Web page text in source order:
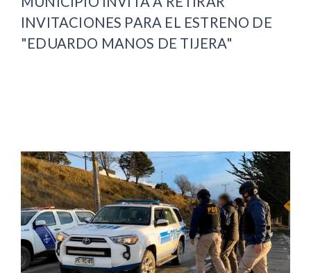
INVITACIONES PARA EL ESTRENO DE
"EDUARDO MANOS DE TIJERA"